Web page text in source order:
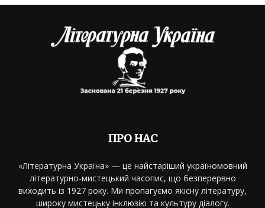
ПРО НАС
«Літературна Україна» — це найстаріший україномовний
літературно-мистецький часопис, що безперервно
виходить із 1927 року. Ми пропагуємо якісну літературу,
широку мистецьку інклюзію та культуру діалогу.